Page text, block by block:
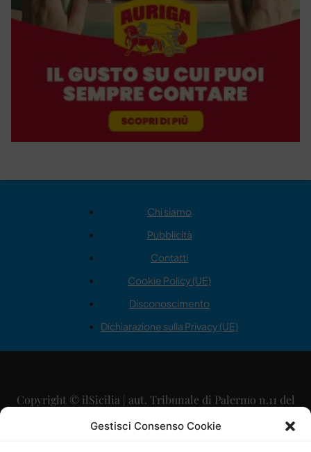
Gestisci Consenso Cookie
Chi siamo
Pubblicità
Contatti
Cookie Policy (UE)
Disconoscimento
Dichiarazione sulla Privacy (UE)
Copyright © ilSicilia | aut. Tribunale di Palermo n.11 del
29/09/2015